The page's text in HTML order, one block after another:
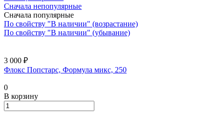
Сначала непопулярные
Сначала популярные
По свойству "В наличии" (возрастание)
По свойству "В наличии" (убывание)
3 000 ₽
Флокс Попстарс, Формула микс, 250
0
В корзину